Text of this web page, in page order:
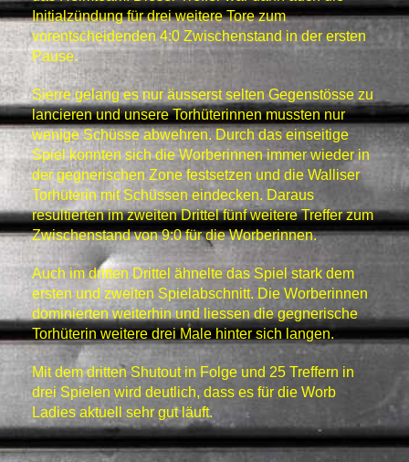
Initialzündung für drei weitere Tore zum
vorentscheidenden 4:0 Zwischenstand in der ersten
Pause.
Sierre gelang es nur äusserst selten Gegenstösse zu
lancieren und unsere Torhüterinnen mussten nur
wenige Schüsse abwehren. Durch das einseitige
Spiel konnten sich die Worberinnen immer wieder in
der gegnerischen Zone festsetzen und die Walliser
Torhüterin mit Schüssen eindecken. Daraus
resultierten im zweiten Drittel fünf weitere Treffer zum
Zwischenstand von 9:0 für die Worberinnen.
Auch im dritten Drittel ähnelte das Spiel stark dem
ersten und zweiten Spielabschnitt. Die Worberinnen
dominierten weiterhin und liessen die gegnerische
Torhüterin weitere drei Male hinter sich langen.
Mit dem dritten Shutout in Folge und 25 Treffern in
drei Spielen wird deutlich, dass es für die Worb
Ladies aktuell sehr gut läuft.